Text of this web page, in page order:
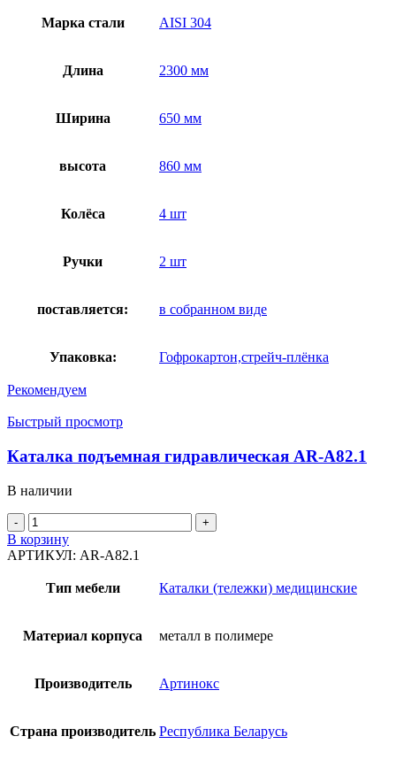
Марка стали AISI 304
Длина 2300 мм
Ширина 650 мм
высота 860 мм
Колёса 4 шт
Ручки 2 шт
поставляется: в собранном виде
Упаковка: Гофрокартон,стрейч-плёнка
Рекомендуем
Быстрый просмотр
Каталка подъемная гидравлическая AR-A82.1
В наличии
Количество
товара
Каталка
гидравлическая
В корзину
АРТИКУЛ: AR-A82.1
Тип мебели Каталки (тележки) медицинские
Материал корпуса металл в полимере
Производитель Артинокс
Страна производитель Республика Беларусь